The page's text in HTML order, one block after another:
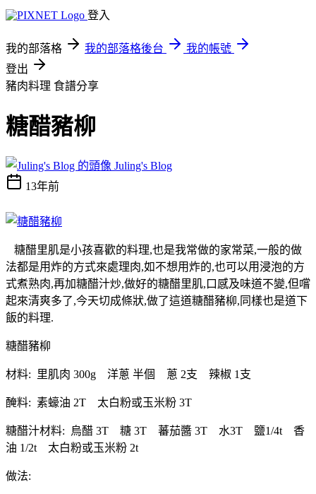
登入
我的部落格 我的部落格後台
我的帳號
登出
豬肉料理 食譜分享
糖醋豬柳
Juling's Blog
13年前
糖醋里肌是小孩喜歡的料理,也是我常做的家常菜,一般的做
法都是用炸的方式來處理肉,如不想用炸的,也可以用浸泡的方
式煮熟肉,再加糖醋汁炒,做好的糖醋里肌,口感及味道不變,但嚐
起來清爽多了,今天切成條狀,做了這道糖醋豬柳,同樣也是道下
飯的料理.
糖醋豬柳
材料: 里肌肉 300g 洋蔥 半個 蔥 2支 辣椒 1支
醃料: 素蠔油 2T 太白粉或玉米粉 3T
糖醋汁材料: 烏醋 3T 糖 3T 蕃茄醬 3T 水3T 鹽1/4t 香
油 1/2t 太白粉或玉米粉 2t
做法: